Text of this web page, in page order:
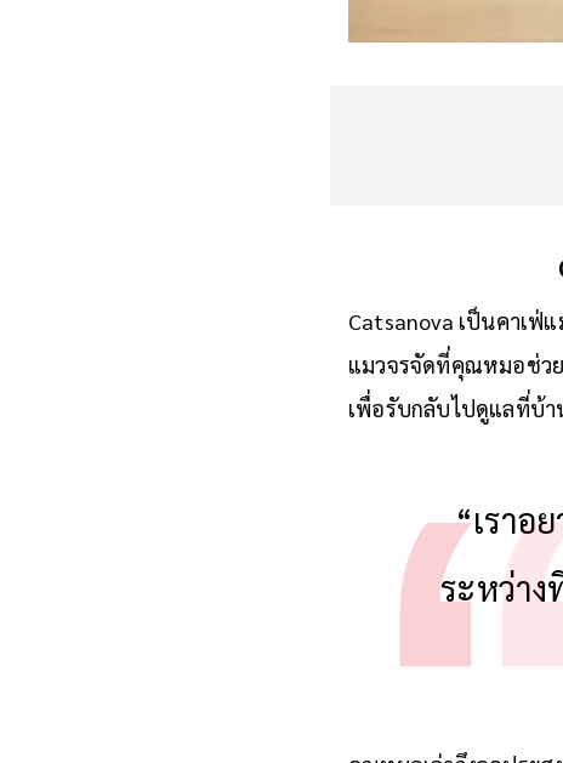
Catsanova เป็นคาเฟ่
แมวจรจัดที่คุณหมอช่วย
“เราอ
ระหว่า